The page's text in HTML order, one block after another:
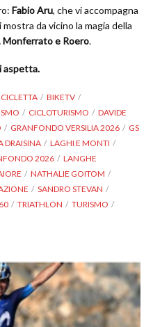
Fabio Aru, che vi accompagna
mostra da vicino la magia della
Monferrato e Roero.
aspetta.
BIKETV
CICLOTURISMO
DAVIDE
GRANFONDO VERSILIA 2026
GS
DRAISINA
LAGHI E MONTI
2026
LANGHE
NATHALIE GOITOM
SANDRO STEVAN
TRIATHLON
TURISMO